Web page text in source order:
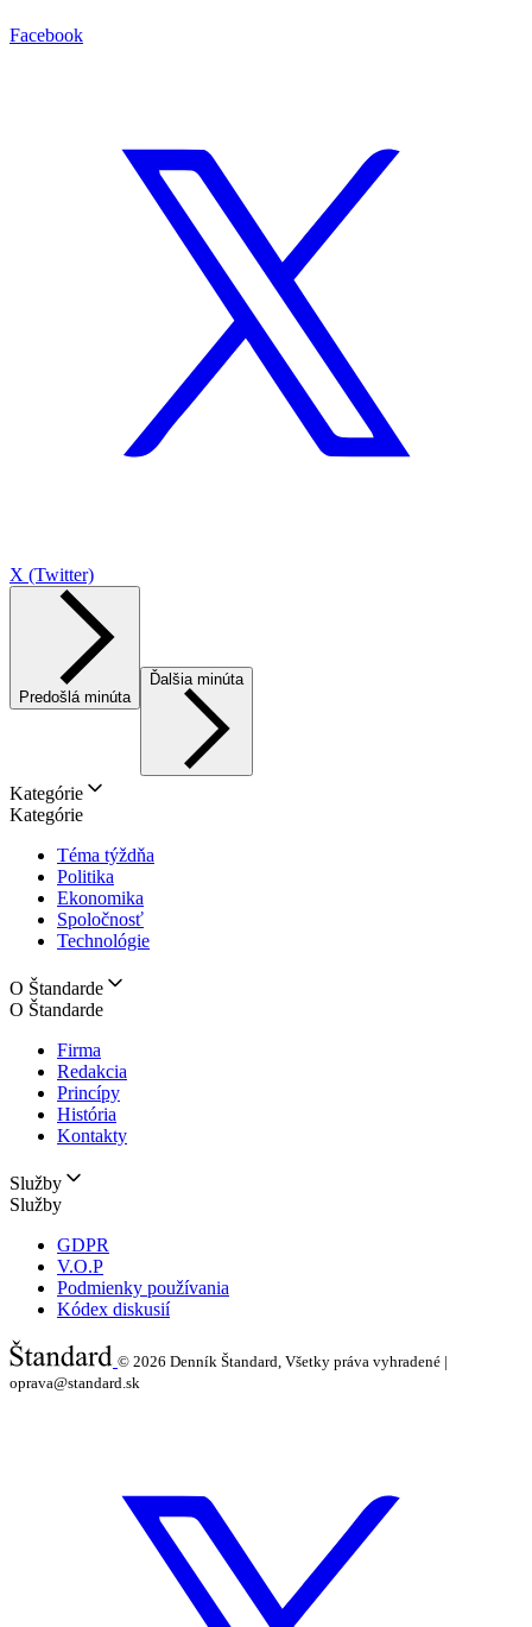
Facebook
X (Twitter)
Predošlá minúta
Ďalšia minúta
Kategórie
Kategórie
Téma týždňa
Politika
Ekonomika
Spoločnosť
Technológie
O Štandarde
O Štandarde
Firma
Redakcia
Princípy
História
Kontakty
Služby
Služby
GDPR
V.O.P
Podmienky používania
Kódex diskusií
© 2026 Denník Štandard, Všetky práva vyhradené |
oprava@standard.sk